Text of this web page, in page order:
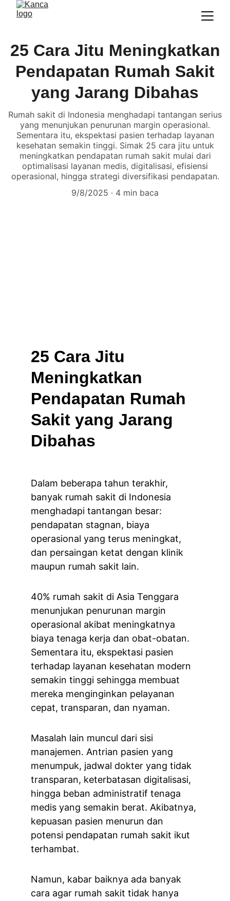
25 Cara Jitu Meningkatkan
Pendapatan Rumah Sakit
yang Jarang Dibahas
Rumah sakit di Indonesia menghadapi tantangan serius
yang menunjukan penurunan margin operasional.
Sementara itu, ekspektasi pasien terhadap layanan
kesehatan semakin tinggi. Simak 25 cara jitu untuk
meningkatkan pendapatan rumah sakit mulai dari
optimalisasi layanan medis, digitalisasi, efisiensi
operasional, hingga strategi diversifikasi pendapatan.
9/8/2025
4 min baca
25 Cara Jitu
Meningkatkan
Pendapatan Rumah
Sakit yang Jarang
Dibahas
Dalam beberapa tahun terakhir,
banyak rumah sakit di Indonesia
menghadapi tantangan besar:
pendapatan stagnan, biaya
operasional yang terus meningkat,
dan persaingan ketat dengan klinik
maupun rumah sakit lain.
40% rumah sakit di Asia Tenggara
menunjukan penurunan margin
operasional akibat meningkatnya
biaya tenaga kerja dan obat-obatan.
Sementara itu, ekspektasi pasien
terhadap layanan kesehatan modern
semakin tinggi sehingga membuat
mereka menginginkan pelayanan
cepat, transparan, dan nyaman.
Masalah lain muncul dari sisi
manajemen. Antrian pasien yang
menumpuk, jadwal dokter yang tidak
transparan, keterbatasan digitalisasi,
hingga beban administratif tenaga
medis yang semakin berat. Akibatnya,
kepuasan pasien menurun dan
potensi pendapatan rumah sakit ikut
terhambat.
Namun, kabar baiknya ada banyak
cara agar rumah sakit tidak hanya